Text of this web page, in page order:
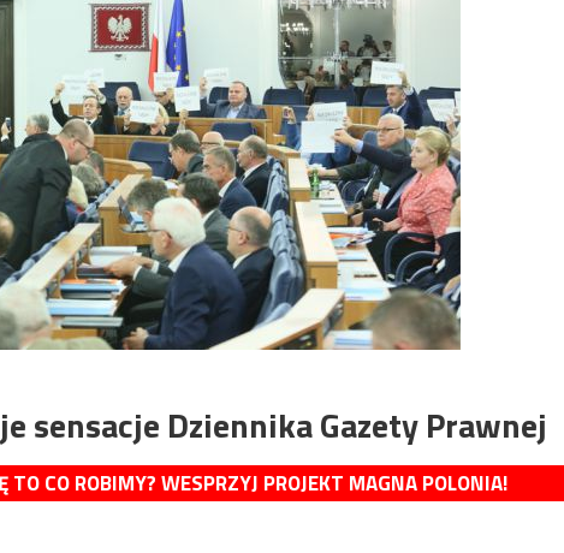
sensacje Dziennika Gazety Prawnej
TO CO ROBIMY? WESPRZYJ PROJEKT MAGNA POLONIA!